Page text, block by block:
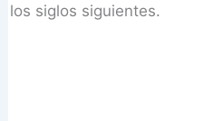
los siglos siguientes.